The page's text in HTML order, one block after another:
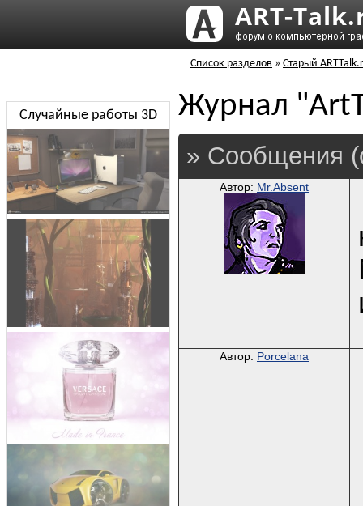
Список разделов » Старый
Журнал
» Сообщения
Автор: Mr.Absent
Автор: Porcelana
Случайные работы 3D